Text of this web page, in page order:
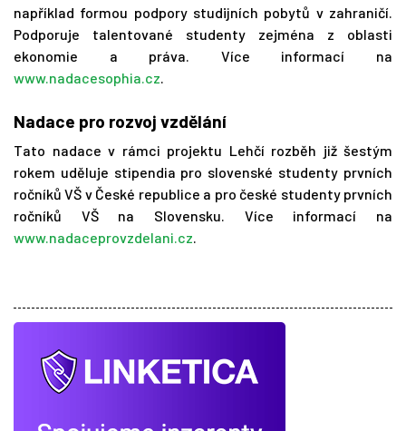
například formou podpory studijních pobytů v zahraničí.
Podporuje talentované studenty zejména z oblasti
ekonomie a práva. Více informací na
www.nadacesophia.cz.
Nadace pro rozvoj vzdělání
Tato nadace v rámci projektu Lehčí rozběh již šestým
rokem uděluje stipendia pro slovenské studenty prvních
ročníků VŠ v České republice a pro české studenty prvních
ročníků VŠ na Slovensku. Více informací na
www.nadaceprovzdelani.cz.